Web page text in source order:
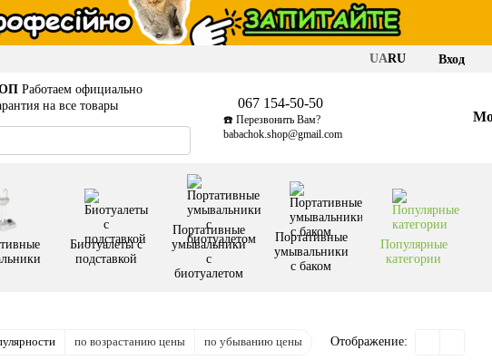
UARU Вход
Работаем официально
на все товары
067 154-50-50
☎️ Перезвонить Вам?
babachok.shop@gmail.com
Биотуалеты с
подставкой
Портативные
умывальники
с
биотуалетом
Портативные
умывальники
с баком
Популярные
категории
по возрастанию цены по убыванию цены Отображение: